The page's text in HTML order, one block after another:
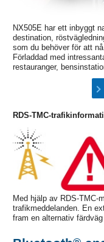
NX505E har ett inbyggt
destination,
som du behöver för att
Förladdad med
restauranger,
RDS-TMC-
Med hjälp av RDS-TMC-
trafikmeddelanden. En
fram en alternativ